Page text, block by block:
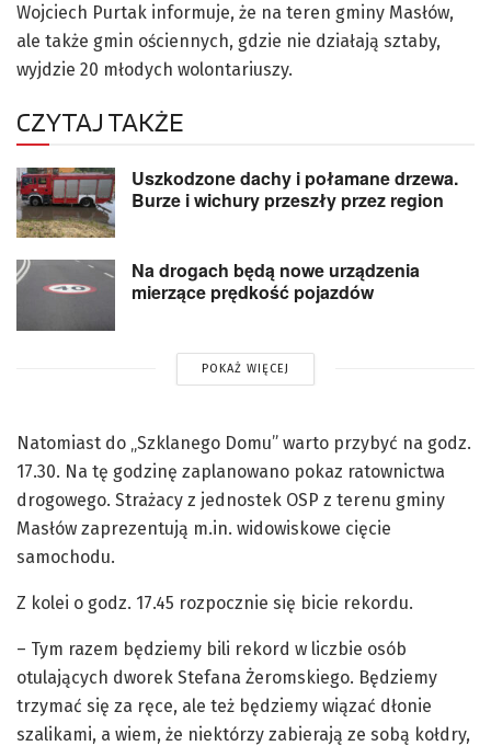
Wojciech Purtak informuje, że na teren gminy Masłów,
ale także gmin ościennych, gdzie nie działają sztaby,
wyjdzie 20 młodych wolontariuszy.
CZYTAJ TAKŻE
Uszkodzone dachy i połamane drzewa.
Burze i wichury przeszły przez region
Na drogach będą nowe urządzenia
mierzące prędkość pojazdów
POKAŻ WIĘCEJ
Natomiast do „Szklanego Domu” warto przybyć na godz.
17.30. Na tę godzinę zaplanowano pokaz ratownictwa
drogowego. Strażacy z jednostek OSP z terenu gminy
Masłów zaprezentują m.in. widowiskowe cięcie
samochodu.
Z kolei o godz. 17.45 rozpocznie się bicie rekordu.
– Tym razem będziemy bili rekord w liczbie osób
otulających dworek Stefana Żeromskiego. Będziemy
trzymać się za ręce, ale też będziemy wiązać dłonie
szalikami, a wiem, że niektórzy zabierają ze sobą kołdry,